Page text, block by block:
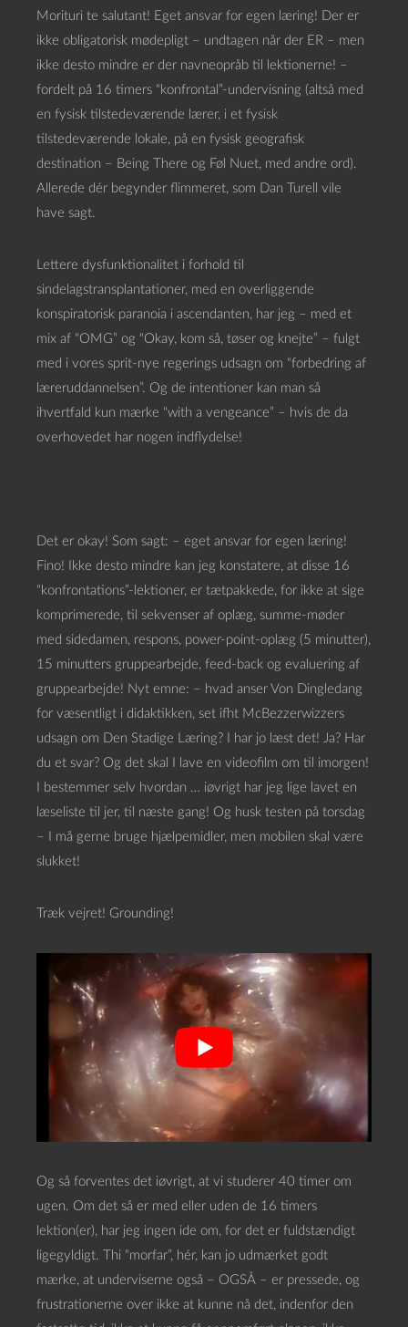
Morituri te salutant! Eget ansvar for egen læring! Der er
ikke obligatorisk mødepligt – undtagen når der ER – men
ikke desto mindre er der navneopråb til lektionerne! –
fordelt på 16 timers “konfrontal”-undervisning (altså med
en fysisk tilstedeværende lærer, i et fysisk
tilstedeværende lokale, på en fysisk geografisk
destination – Being There og Føl Nuet, med andre ord).
Allerede dér begynder flimmeret, som Dan Turell vile
have sagt.
Lettere dysfunktionalitet i forhold til
sindelagstransplantationer, med en overliggende
konspiratorisk paranoia i ascendanten, har jeg – med et
mix af “OMG” og “Okay, kom så, tøser og knejte” – fulgt
med i vores sprit-nye regerings udsagn om “forbedring af
læreruddannelsen”. Og de intentioner kan man så
ihvertfald kun mærke “with a vengeance” – hvis de da
overhovedet har nogen indflydelse!
Det er okay! Som sagt: – eget ansvar for egen læring!
Fino! Ikke desto mindre kan jeg konstatere, at disse 16
“konfrontations”-lektioner, er tætpakkede, for ikke at sige
komprimerede, til sekvenser af oplæg, summe-møder
med sidedamen, respons, power-point-oplæg (5 minutter),
15 minutters gruppearbejde, feed-back og evaluering af
gruppearbejde! Nyt emne: – hvad anser Von Dingledang
for væsentligt i didaktikken, set ifht McBezzerwizzers
udsagn om Den Stadige Læring? I har jo læst det! Ja? Har
du et svar? Og det skal I lave en videofilm om til imorgen!
I bestemmer selv hvordan … iøvrigt har jeg lige lavet en
læseliste til jer, til næste gang! Og husk testen på torsdag
– I må gerne bruge hjælpemidler, men mobilen skal være
slukket!
Træk vejret! Grounding!
Og så forventes det iøvrigt, at vi studerer 40 timer om
ugen. Om det så er med eller uden de 16 timers
lektion(er), har jeg ingen ide om, for det er fuldstændigt
ligegyldigt. Thi “morfar”, hér, kan jo udmærket godt
mærke, at underviserne også – OGSÅ – er pressede, og
frustrationerne over ikke at kunne nå det, indenfor den